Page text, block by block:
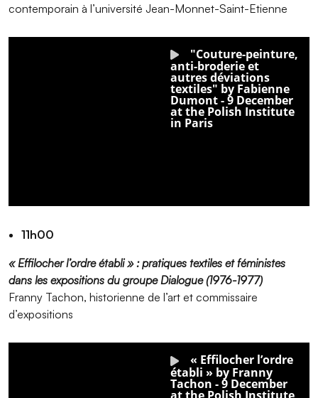
contemporain à l’université Jean-Monnet-Saint-Etienne
11h00
« Effilocher l’ordre établi » : pratiques textiles et féministes
dans les expositions du groupe Dialogue (1976-1977)
Franny Tachon, historienne de l’art et commissaire
d’expositions